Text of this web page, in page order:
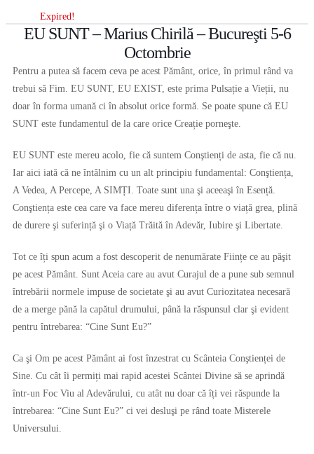
Expired!
EU SUNT – Marius Chirilă – Bucureşti 5-6
Octombrie
Pentru a putea să facem ceva pe acest Pământ, orice, în primul rând va
trebui să Fim. EU SUNT, EU EXIST, este prima Pulsație a Vieții, nu
doar în forma umană ci în absolut orice formă. Se poate spune că EU
SUNT este fundamentul de la care orice Creație porneşte.
EU SUNT este mereu acolo, fie că suntem Conştienți de asta, fie că nu.
Iar aici iată că ne întâlnim cu un alt principiu fundamental: Conştiența,
A Vedea, A Percepe, A SIMȚI. Toate sunt una şi aceeaşi în Esență.
Conştiența este cea care va face mereu diferența între o viață grea, plină
de durere şi suferință şi o Viață Trăită în Adevăr, Iubire şi Libertate.
Tot ce îți spun acum a fost descoperit de nenumărate Ființe ce au păşit
pe acest Pământ. Sunt Aceia care au avut Curajul de a pune sub semnul
întrebării normele impuse de societate şi au avut Curiozitatea necesară
de a merge pănă la capătul drumului, până la răspunsul clar şi evident
pentru întrebarea: “Cine Sunt Eu?”
Ca şi Om pe acest Pământ ai fost înzestrat cu Scânteia Conştienței de
Sine. Cu cât îi permiți mai rapid acestei Scântei Divine să se aprindă
într-un Foc Viu al Adevărului, cu atât nu doar că îți vei răspunde la
întrebarea: “Cine Sunt Eu?” ci vei desluşi pe rând toate Misterele
Universului.